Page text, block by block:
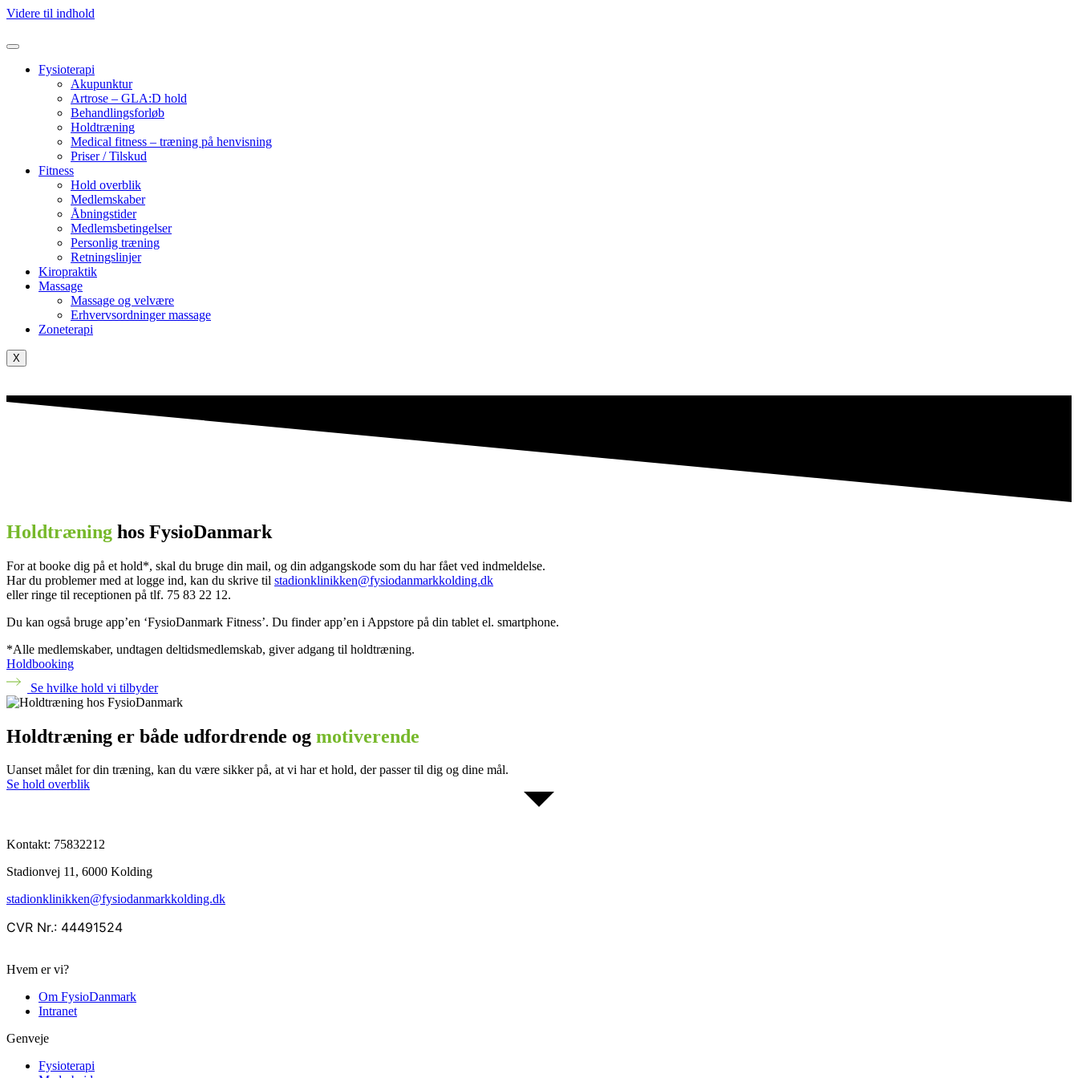
Videre til indhold
Fysioterapi
Akupunktur
Artrose – GLA:D hold
Behandlingsforløb
Holdtræning
Medical fitness – træning på henvisning
Priser / Tilskud
Fitness
Hold overblik
Medlemskaber
Åbningstider
Medlemsbetingelser
Personlig træning
Retningslinjer
Kiropraktik
Massage
Massage og velvære
Erhvervsordninger massage
Zoneterapi
X
Holdtræning hos FysioDanmark
For at booke dig på et hold*, skal du bruge din mail, og din adgangskode som du har fået ved indmeldelse.
Har du problemer med at logge ind, kan du skrive til stadionklinikken@fysiodanmarkkolding.dk
eller ringe til receptionen på tlf. 75 83 22 12.
Du kan også bruge app’en ‘FysioDanmark Fitness’. Du finder app’en i Appstore på din tablet el. smartphone.
*Alle medlemskaber, undtagen deltidsmedlemskab, giver adgang til holdtræning.
Holdbooking
Se hvilke hold vi tilbyder
Holdtræning er både udfordrende og motiverende
Uanset målet for din træning, kan du være sikker på, at vi har et hold, der passer til dig og dine mål.
Se hold overblik
Kontakt: 75832212
Stadionvej 11, 6000 Kolding
stadionklinikken@fysiodanmarkkolding.dk
CVR Nr.: 44491524
Hvem er vi?
Om FysioDanmark
Intranet
Genveje
Fysioterapi